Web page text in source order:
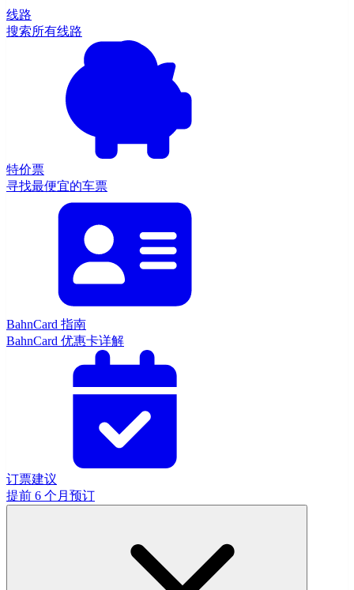
线路
搜索所有线路
特价票
寻找最便宜的车票
BahnCard 指南
BahnCard 优惠卡详解
订票建议
提前 6 个月预订